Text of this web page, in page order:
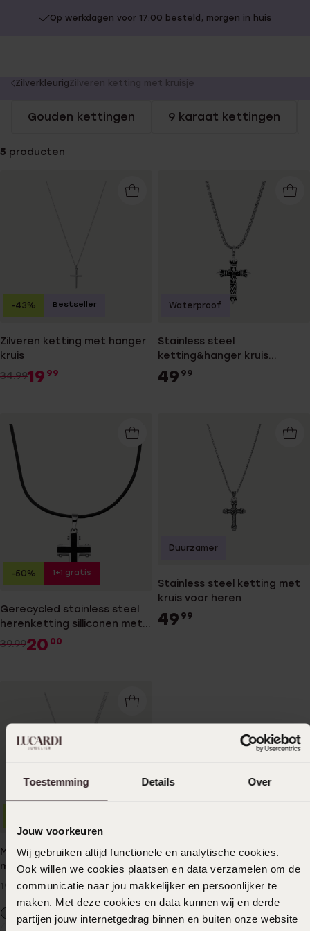
Toestemming Details Over
Jouw voorkeuren
Wij gebruiken altijd functionele en analytische cookies.
Ook willen we cookies plaatsen en data verzamelen om de
communicatie naar jou makkelijker en persoonlijker te
maken. Met deze cookies en data kunnen wij en derde
partijen jouw internetgedrag binnen en buiten onze website
Op werkdagen voor 17:00 besteld, morgen in huis
You
here:
ZilverkleurigZilveren ketting met kruisje
Gouden kettingen 9 karaat kettingen
5 producten
Zilveren ketting met hanger
kruis
34.9919 99
-43% Bestseller
Stainless steel
ketting&hanger kruis
bewerkt mat voor heren
49 99
Waterproof
Gerecycled stainless steel
herenketting silliconen met
hanger kruis
39.9920 00
-50% 1+1 gratis
Stainless steel ketting met
kruis voor heren
49 99
Duurzamer
Myla stainless steel ketting
met kruis voor dames
19.991399